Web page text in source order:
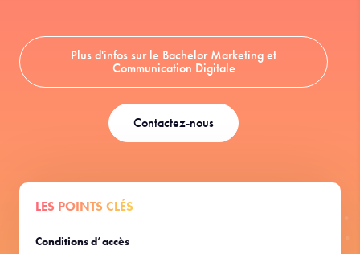
Plus d'infos sur le Bachelor Marketing et
Communication Digitale
Contactez-nous
LES POINTS CLÉS
Conditions d’accès